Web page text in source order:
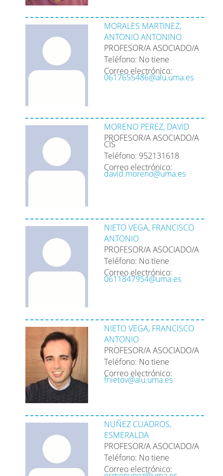
MORALES MARTINEZ,
ANTONIO ANTONINO
PROFESOR/A ASOCIADO/A
Teléfono: No tiene
Correo electrónico:
0617655486@alu.uma.es
MORENO PEREZ, DAVID
PROFESOR/A ASOCIADO/A
CIS
Teléfono: 952131618
Correo electrónico:
david.moreno@uma.es
NIETO VEGA, FRANCISCO
ANTONIO
PROFESOR/A ASOCIADO/A
Teléfono: No tiene
Correo electrónico:
0611847954@uma.es
NIETO VEGA, FRANCISCO
ANTONIO
PROFESOR/A ASOCIADO/A
Teléfono: No tiene
Correo electrónico:
fnietov@alu.uma.es
NUÑEZ CUADROS,
ESMERALDA
PROFESOR/A ASOCIADO/A
Teléfono: No tiene
Correo electrónico: